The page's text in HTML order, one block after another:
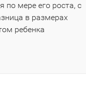
по мере его роста, с
в размерах
ребенка